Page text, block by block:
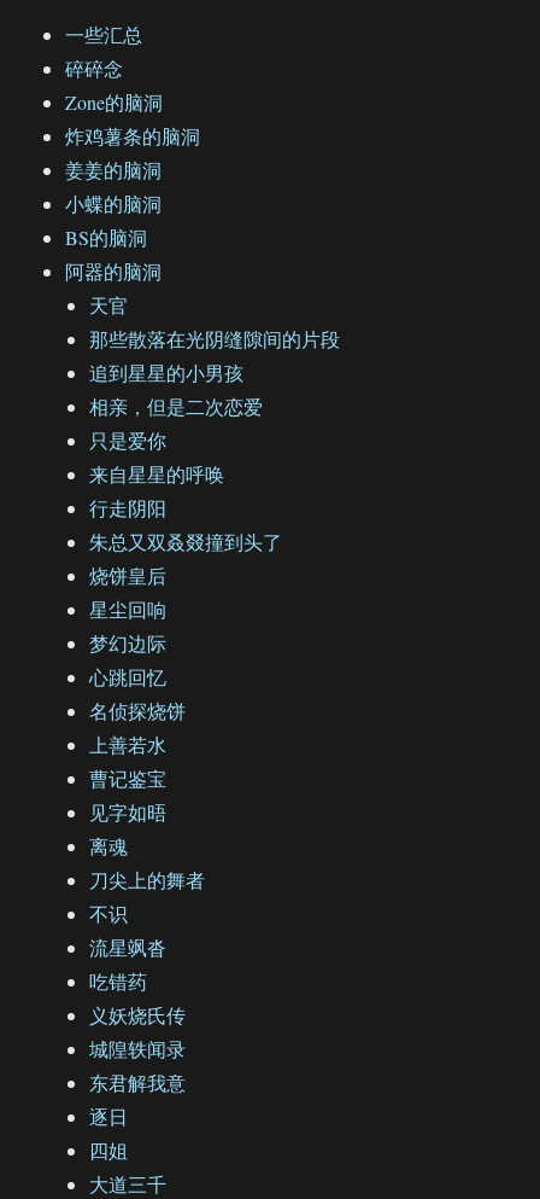
一些汇总
碎碎念
Zone的脑洞
炸鸡薯条的脑洞
姜姜的脑洞
小蝶的脑洞
BS的脑洞
阿器的脑洞
天官
那些散落在光阴缝隙间的片段
追到星星的小男孩
相亲，但是二次恋爱
只是爱你
来自星星的呼唤
行走阴阳
朱总又双叒叕撞到头了
烧饼皇后
星尘回响
梦幻边际
心跳回忆
名侦探烧饼
上善若水
曹记鉴宝
见字如晤
离魂
刀尖上的舞者
不识
流星飒沓
吃错药
义妖烧氏传
城隍轶闻录
东君解我意
逐日
四姐
大道三千